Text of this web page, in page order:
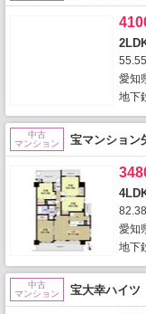
愛知
地下
中古
マンション
宝マンション
愛知
地下
中古
マンション
宝大幸ハイツ